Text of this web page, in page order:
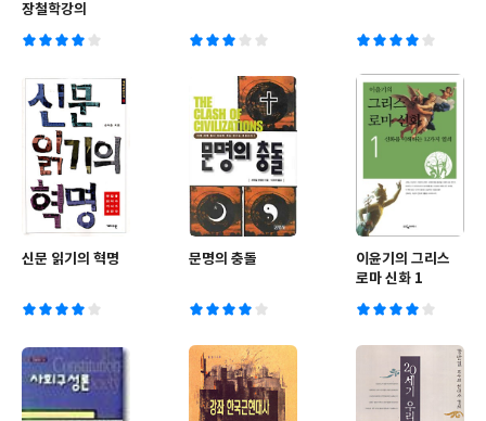
장철학강의
신문 읽기의 혁명 문명의 충돌
이윤기의 그리스
로마 신화 1